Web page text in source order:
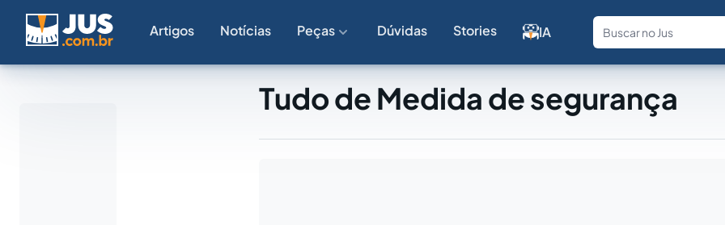
Artigos Notícias Peças Dúvidas Stories IA
Fale com
Tudo de Medida de segurança